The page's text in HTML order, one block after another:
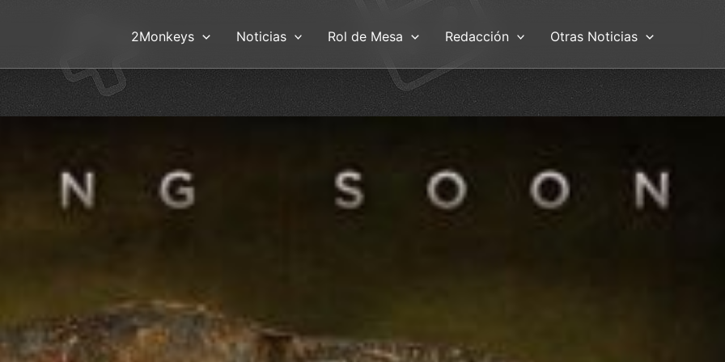
2Monkeys Noticias Rol de Mesa Redacción Otras Noticias